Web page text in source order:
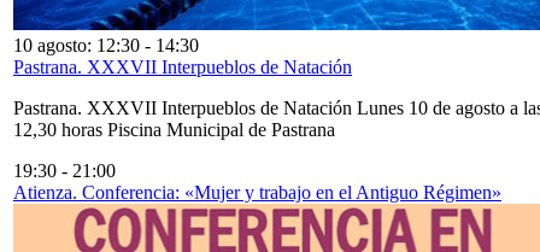
10 agosto: 12:30 - 14:30
Pastrana. XXXVII Interpueblos de Natación
Pastrana. XXXVII Interpueblos de Natación Lunes 10 de agosto a
12,30 horas Piscina Municipal de Pastrana
19:30 - 21:00
Atienza. Conferencia: «Mujer y trabajo en el Antiguo Régimen»